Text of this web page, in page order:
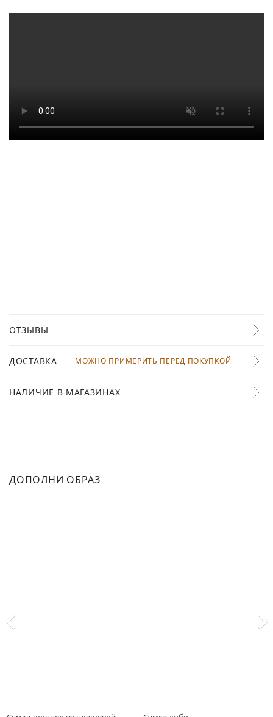
ОТЗЫВЫ
ДОСТАВКА МОЖНО ПРИМЕРИТЬ ПЕРЕД ПОКУПКОЙ
НАЛИЧИЕ В МАГАЗИНАХ
ДОПОЛНИ ОБРАЗ